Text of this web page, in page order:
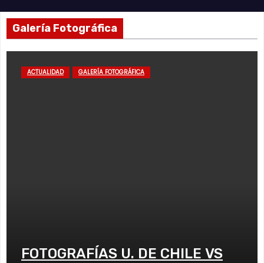
Galería Fotográfica
ACTUALIDAD GALERÍA FOTOGRÁFICA
FOTOGRAFÍAS U. DE CHILE VS